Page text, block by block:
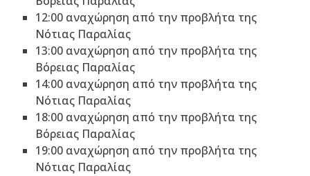
12:00 αναχώρηση από την προβλήτα της
Νότιας Παραλίας
13:00 αναχώρηση από την προβλήτα της
Βόρειας Παραλίας
14:00 αναχώρηση από την προβλήτα της
Νότιας Παραλίας
18:00 αναχώρηση από την προβλήτα της
Βόρειας Παραλίας
19:00 αναχώρηση από την προβλήτα της
Νότιας Παραλίας